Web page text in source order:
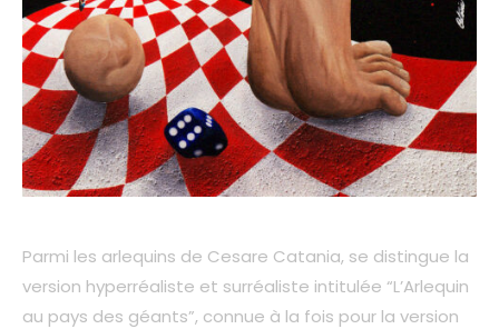
Parmi les arlequins de Cesare Catania, se distingue la
version hyperréaliste et surréaliste intitulée “L’Arlequin
au pays des géants”, connue à la fois pour la version